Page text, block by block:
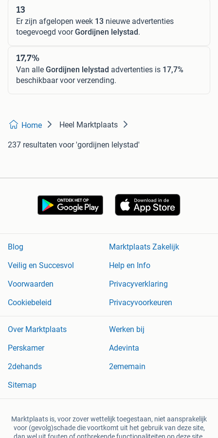
13
Er zijn afgelopen week 13 nieuwe advertenties
toegevoegd voorGordijnen lelystad.
17,7%
Van alle Gordijnen lelystad advertenties is 17,7%
beschikbaar voor verzending.
Home Heel Marktplaats
237 resultaten voor 'gordijnen lelystad'
Blog
Marktplaats Zakelijk
Veilig en Succesvol
Help en Info
Voorwaarden
Privacyverklaring
Cookiebeleid
Privacyvoorkeuren
Over Marktplaats
Werken bij
Perskamer
Adevinta
2dehands
2ememain
Sitemap
Marktplaats is, voor zover wettelijk toegestaan, niet aansprakelijk
voor (gevolg)schade die voortkomt uit het gebruik van deze site,